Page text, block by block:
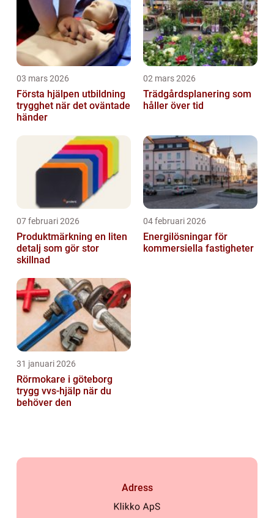
03 mars 2026
Första hjälpen utbildning
trygghet när det oväntade
händer
02 mars 2026
Trädgårdsplanering som
håller över tid
07 februari 2026
Produktmärkning en liten
detalj som gör stor
skillnad
04 februari 2026
Energilösningar för
kommersiella fastigheter
31 januari 2026
Rörmokare i göteborg
trygg vvs-hjälp när du
behöver den
Adress